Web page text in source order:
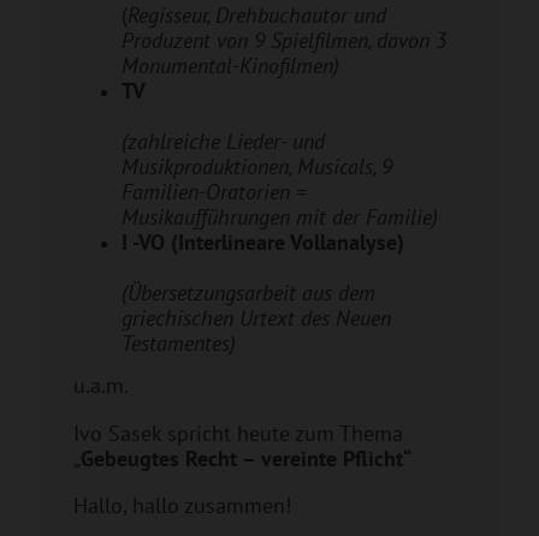
(Regisseur, Drehbuchautor und
Produzent von 9 Spielfilmen, davon 3
Monumental-Kinofilmen)
TV
(zahlreiche Lieder- und
Musikproduktionen, Musicals, 9
Familien-Oratorien =
Musikaufführungen mit der Familie)
I -VO (Interlineare Vollanalyse)
(Übersetzungsarbeit aus dem
griechischen Urtext des Neuen
Testamentes)
u.a.m.
Ivo Sasek spricht heute zum Thema
„Gebeugtes Recht – vereinte Pflicht“
Hallo, hallo zusammen!